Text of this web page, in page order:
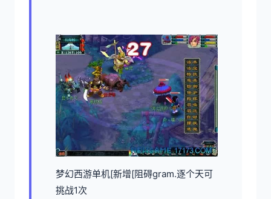
梦幻西游单机[新增[阻碍gram.逐个天可
挑战1次